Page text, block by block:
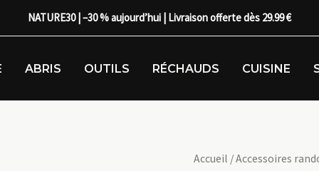
NATURE30 | –30 % aujourd’hui | Livraison offerte dès 29.99 €
ABRIS OUTILS RÉCHAUDS CUISINE
Accueil /Accessoires